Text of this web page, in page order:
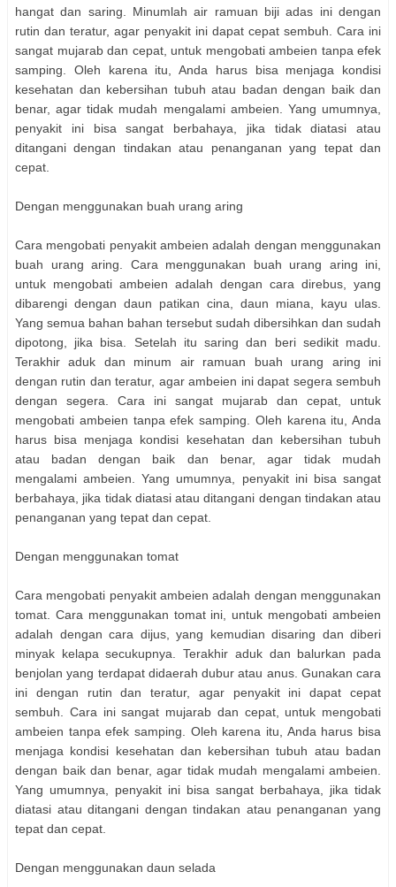
hangat dan saring. Minumlah air ramuan biji adas ini dengan
rutin dan teratur, agar penyakit ini dapat cepat sembuh. Cara ini
sangat mujarab dan cepat, untuk mengobati ambeien tanpa efek
samping. Oleh karena itu, Anda harus bisa menjaga kondisi
kesehatan dan kebersihan tubuh atau badan dengan baik dan
benar, agar tidak mudah mengalami ambeien. Yang umumnya,
penyakit ini bisa sangat berbahaya, jika tidak diatasi atau
ditangani dengan tindakan atau penanganan yang tepat dan
cepat.
Dengan menggunakan buah urang aring
Cara mengobati penyakit ambeien adalah dengan menggunakan
buah urang aring. Cara menggunakan buah urang aring ini,
untuk mengobati ambeien adalah dengan cara direbus, yang
dibarengi dengan daun patikan cina, daun miana, kayu ulas.
Yang semua bahan bahan tersebut sudah dibersihkan dan sudah
dipotong, jika bisa. Setelah itu saring dan beri sedikit madu.
Terakhir aduk dan minum air ramuan buah urang aring ini
dengan rutin dan teratur, agar ambeien ini dapat segera sembuh
dengan segera. Cara ini sangat mujarab dan cepat, untuk
mengobati ambeien tanpa efek samping. Oleh karena itu, Anda
harus bisa menjaga kondisi kesehatan dan kebersihan tubuh
atau badan dengan baik dan benar, agar tidak mudah
mengalami ambeien. Yang umumnya, penyakit ini bisa sangat
berbahaya, jika tidak diatasi atau ditangani dengan tindakan atau
penanganan yang tepat dan cepat.
Dengan menggunakan tomat
Cara mengobati penyakit ambeien adalah dengan menggunakan
tomat. Cara menggunakan tomat ini, untuk mengobati ambeien
adalah dengan cara dijus, yang kemudian disaring dan diberi
minyak kelapa secukupnya. Terakhir aduk dan balurkan pada
benjolan yang terdapat didaerah dubur atau anus. Gunakan cara
ini dengan rutin dan teratur, agar penyakit ini dapat cepat
sembuh. Cara ini sangat mujarab dan cepat, untuk mengobati
ambeien tanpa efek samping. Oleh karena itu, Anda harus bisa
menjaga kondisi kesehatan dan kebersihan tubuh atau badan
dengan baik dan benar, agar tidak mudah mengalami ambeien.
Yang umumnya, penyakit ini bisa sangat berbahaya, jika tidak
diatasi atau ditangani dengan tindakan atau penanganan yang
tepat dan cepat.
Dengan menggunakan daun selada